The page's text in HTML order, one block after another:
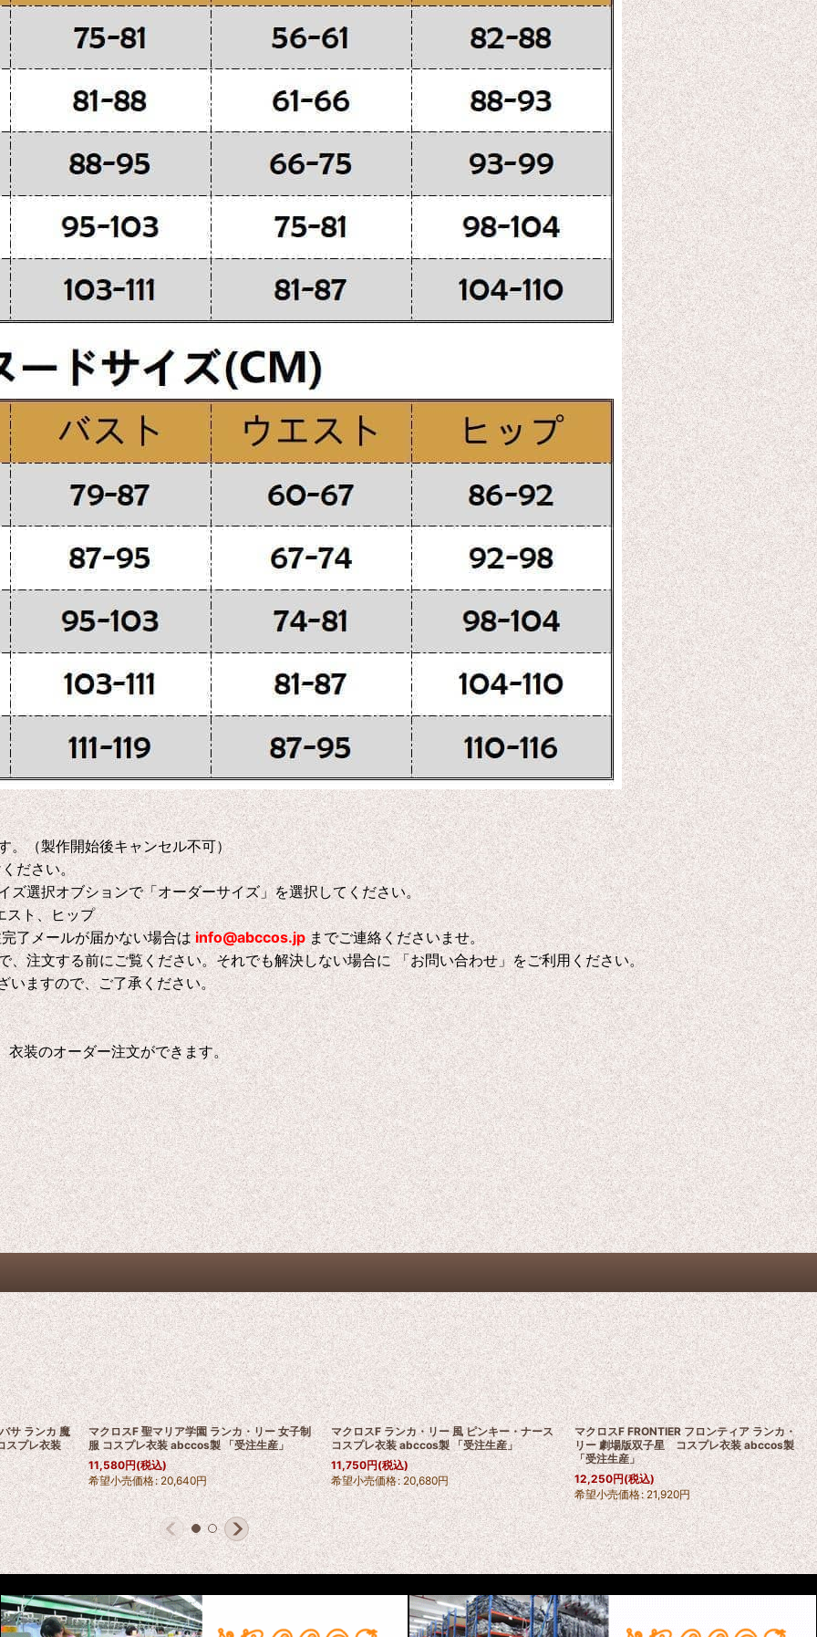
。（製作開始後キャンセル不可）
ださい。
選択オブションで「オーダーサイズ」を選択してください。
スト、ヒップ
了メールが届かない場合はinfo@abccos.jp までご連絡くださいませ。
注文する前にご覧ください。それでも解決しない場合に 「お問い合わせ」をご利用ください。
いますので、ご了承ください。
衣装のオーダー注文ができます。
サ ランカ 魔
スプレ衣装
マクロスF 聖マリア学園 ランカ・リー 女子制
服 コスプレ衣装 abccos製 「受注生産」
11,580円(税込)
希望小売価格: 20,640円
マクロスF ランカ・リー 風 ピンキー・ナース
コスプレ衣装 abccos製 「受注生産」
11,750円(税込)
希望小売価格: 20,680円
マクロスF FRONTIER フロンティア ランカ・
リー 劇場版双子星 コスプレ衣装 abccos製
「受注生産」
12,250円(税込)
希望小売価格: 21,920円